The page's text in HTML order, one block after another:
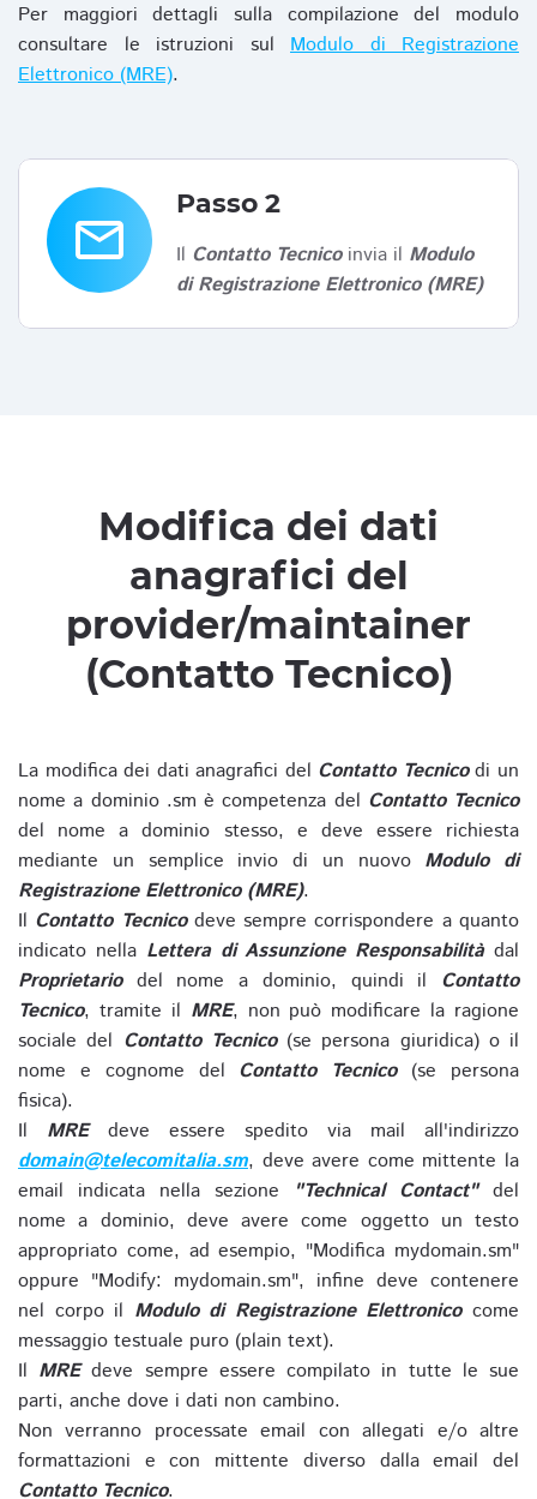
Per maggiori dettagli sulla compilazione del modulo
consultare le istruzioni sul Modulo di Registrazione
Elettronico (MRE).
email
Passo 2
Il Contatto Tecnicoinvia il Modulo
di Registrazione Elettronico (MRE)
Modifica dei dati
anagrafici del
provider/maintainer
(Contatto Tecnico)
La modifica dei dati anagrafici del Contatto Tecnicodi un
nome a dominio .sm è competenza del Contatto Tecnico
del nome a dominio stesso, e deve essere richiesta
mediante un semplice invio di un nuovo Modulo di
Registrazione Elettronico (MRE).
Il Contatto Tecnicodeve sempre corrispondere a quanto
indicato nella Lettera di Assunzione Responsabilitàdal
Proprietariodel nome a dominio, quindi il Contatto
Tecnico, tramite il MRE, non può modificare la ragione
sociale del Contatto Tecnico(se persona giuridica) o il
nome e cognome del Contatto Tecnico(se persona
fisica).
Il MREdeve essere spedito via mail all'indirizzo
domain@telecomitalia.sm, deve avere come mittente la
email indicata nella sezione
"Technical Contact"del
nome a dominio, deve avere come oggetto un testo
appropriato come, ad esempio, "Modifica mydomain.sm"
oppure "Modify: mydomain.sm", infine deve contenere
nel corpo il Modulo di Registrazione Elettronicocome
messaggio testuale puro (plain text).
Il MREdeve sempre essere compilato in tutte le sue
parti, anche dove i dati non cambino.
Non verranno processate email con allegati e/o altre
formattazioni e con mittente diverso dalla email del
Contatto Tecnico.